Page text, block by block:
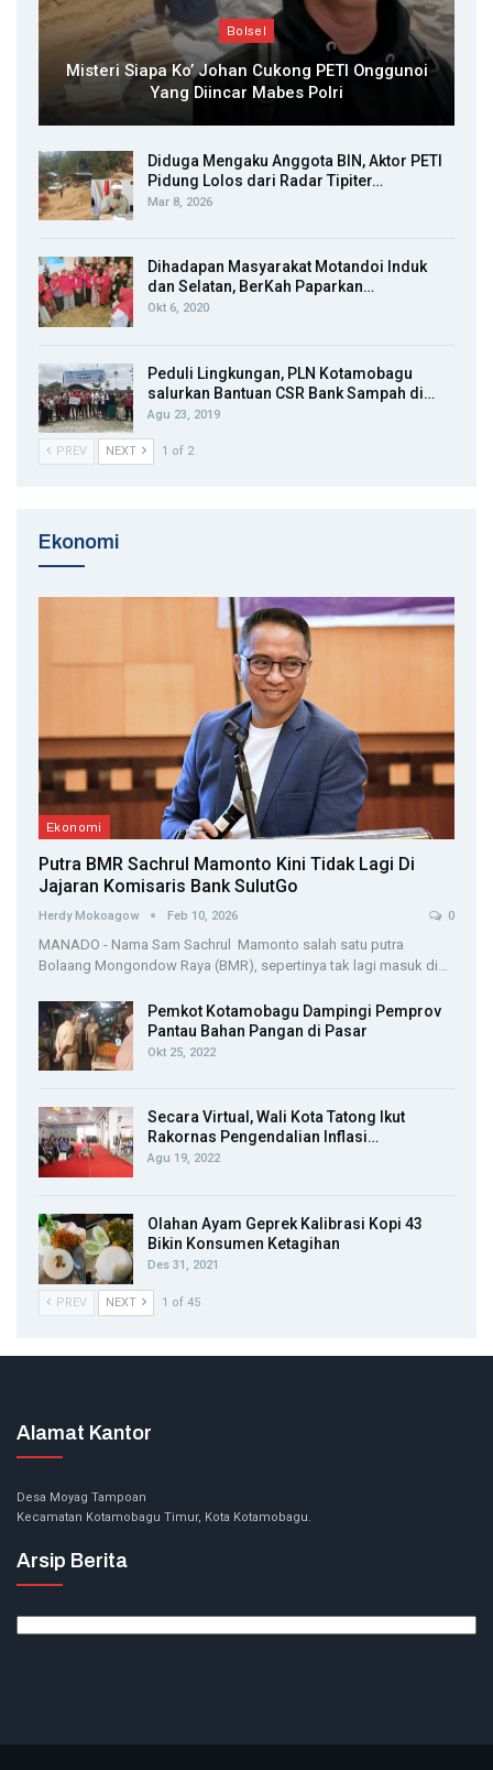
Bolsel
Misteri Siapa Ko’ Johan Cukong PETI Onggunoi
Yang Diincar Mabes Polri
Diduga Mengaku Anggota BIN, Aktor PETI
Pidung Lolos dari Radar Tipiter…
Mar 8, 2026
Dihadapan Masyarakat Motandoi Induk
dan Selatan, BerKah Paparkan…
Okt 6, 2020
Peduli Lingkungan, PLN Kotamobagu
salurkan Bantuan CSR Bank Sampah di…
Agu 23, 2019
PREV NEXT 1 of 2
Ekonomi
Ekonomi
Putra BMR Sachrul Mamonto Kini Tidak Lagi Di
Jajaran Komisaris Bank SulutGo
Herdy Mokoagow Feb 10, 2026 0
MANADO - Nama Sam Sachrul Mamonto salah satu putra
Bolaang Mongondow Raya (BMR), sepertinya tak lagi masuk di…
Pemkot Kotamobagu Dampingi Pemprov
Pantau Bahan Pangan di Pasar
Okt 25, 2022
Secara Virtual, Wali Kota Tatong Ikut
Rakornas Pengendalian Inflasi…
Agu 19, 2022
Olahan Ayam Geprek Kalibrasi Kopi 43
Bikin Konsumen Ketagihan
Des 31, 2021
PREV NEXT 1 of 45
Alamat Kantor
Desa Moyag Tampoan
Kecamatan Kotamobagu Timur, Kota Kotamobagu.
Arsip Berita